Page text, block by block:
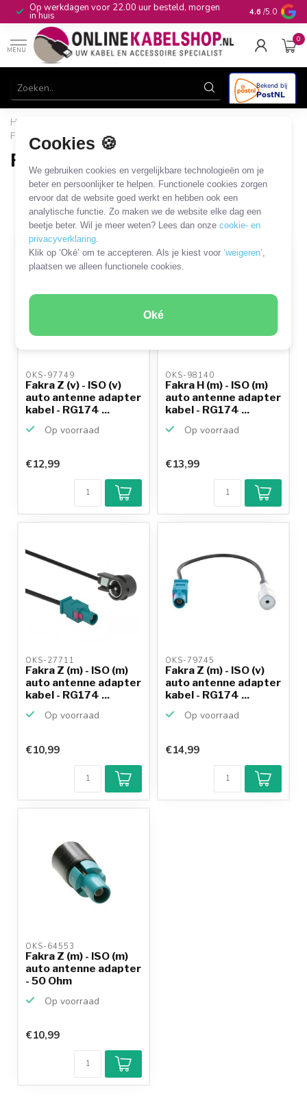
Cookies 🍪
We gebruiken cookies en vergelijkbare technologieën om je
beter en persoonlijker te helpen. Functionele cookies zorgen
ervoor dat de website goed werkt en hebben ook een
analytische functie. Zo maken we de website elke dag een
beetje beter. Wil je meer weten? Lees dan onzecookie- en
privacyverklaring.
Klik op ‘Oké’ om te accepteren. Als je kiest voor‘weigeren’,
plaatsen we alleen functionele cookies.
Oké
Op werkdagen voor 22.00 uur besteld, morgen
in huis 10+jaar
4.6 /5.0
MENU
0
Home
Fakra coaxkabels en adapters
Fakra - ISO kabels en adapters
5 PRODUCTEN
Filters SORTEER OP
OKS-97749
Fakra Z (v) - ISO (v)
auto antenne adapter
kabel - RG174 ...
Op voorraad
€12,99
OKS-98140
Fakra H (m) - ISO (m)
auto antenne adapter
kabel - RG174 ...
Op voorraad
€13,99
OKS-27711
Fakra Z (m) - ISO (m)
auto antenne adapter
kabel - RG174 ...
Op voorraad
€10,99
OKS-79745
Fakra Z (m) - ISO (v)
auto antenne adapter
kabel - RG174 ...
Op voorraad
€14,99
OKS-64553
Fakra Z (m) - ISO (m)
auto antenne adapter
- 50 Ohm
Op voorraad
€10,99